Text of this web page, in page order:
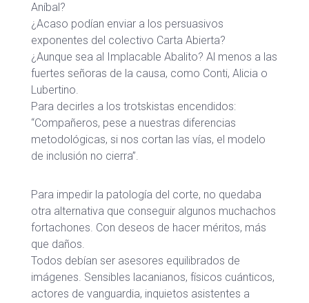
Aníbal?
¿Acaso podían enviar a los persuasivos
exponentes del colectivo Carta Abierta?
¿Aunque sea al Implacable Abalito? Al menos a las
fuertes señoras de la causa, como Conti, Alicia o
Lubertino.
Para decirles a los trotskistas encendidos:
“Compañeros, pese a nuestras diferencias
metodológicas, si nos cortan las vías, el modelo
de inclusión no cierra”.
Para impedir la patología del corte, no quedaba
otra alternativa que conseguir algunos muchachos
fortachones. Con deseos de hacer méritos, más
que daños.
Todos debían ser asesores equilibrados de
imágenes. Sensibles lacanianos, físicos cuánticos,
actores de vanguardia, inquietos asistentes a